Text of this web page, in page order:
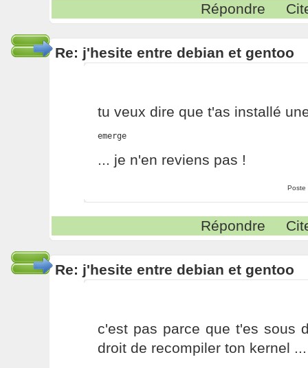
Répondre
Re: j'hesite entre debian et gentoo
tu veux dire que t'as installé
emerge
... je n'en reviens pas !
Poste
Répondre
Re: j'hesite entre debian et gentoo
c'est pas parce que t'es sous
droit de recompiler ton kernel ...